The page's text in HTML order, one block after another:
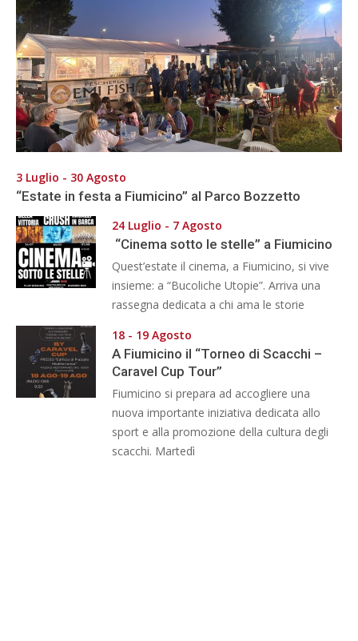
3 Luglio - 30 Agosto
“Estate in festa a Fiumicino” al Parco Bozzetto
24 Luglio - 7 Agosto
“Cinema sotto le stelle” a Fiumicino
Quest’estate il cinema, a Fiumicino, si vive
insieme: a “Bucoliche Utopie”. Arriva una
rassegna dedicata a chi ama le storie
18 - 19 Agosto
A Fiumicino il “Torneo di Scacchi –
Caravel Cup Tour”
Fiumicino si prepara ad accogliere una
nuova importante iniziativa dedicata allo
sport e alla promozione della cultura degli
scacchi. Martedì